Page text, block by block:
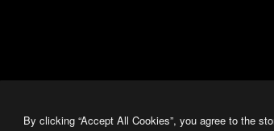
By clicking “Accept All Cookies”, you agree to the